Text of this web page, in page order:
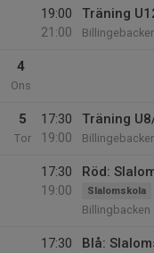
19:00
21:00
Träning
4
Ons
5
Tor
17:30
19:00
Träning
17:30
19:00
Röd:
Slalomskola
Billingbacken
17:30
Blå: